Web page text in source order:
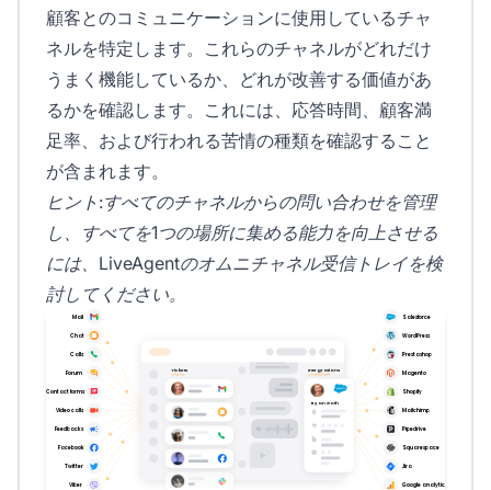
顧客とのコミュニケーションに使用しているチャ
ネルを特定します。これらのチャネルがどれだけ
うまく機能しているか、どれが改善する価値があ
るかを確認します。これには、応答時間、顧客満
足率、および行われる苦情の種類を確認すること
が含まれます。
ヒント:すべてのチャネルからの問い合わせを管理
し、すべてを1つの場所に集める能力を向上させる
には、LiveAgentのオムニチャネル受信トレイを検
討してください。